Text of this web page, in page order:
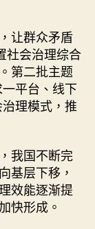
让群众矛盾
社会治理综合
第二批主题
平台、线下
理模式，推
我国不断完
基层下移，
效能逐渐提
快形成。